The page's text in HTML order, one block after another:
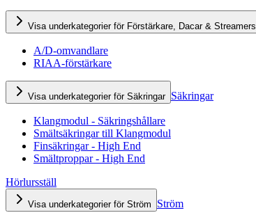
Visa underkategorier för Förstärkare, Dacar & Streamers
A/D-omvandlare
RIAA-förstärkare
Visa underkategorier för Säkringar Säkringar
Klangmodul - Säkringshållare
Smältsäkringar till Klangmodul
Finsäkringar - High End
Smältproppar - High End
Hörlursställ
Visa underkategorier för Ström Ström